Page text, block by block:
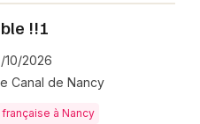
!!!
10/2026
Canal de Nancy
française à Nancy